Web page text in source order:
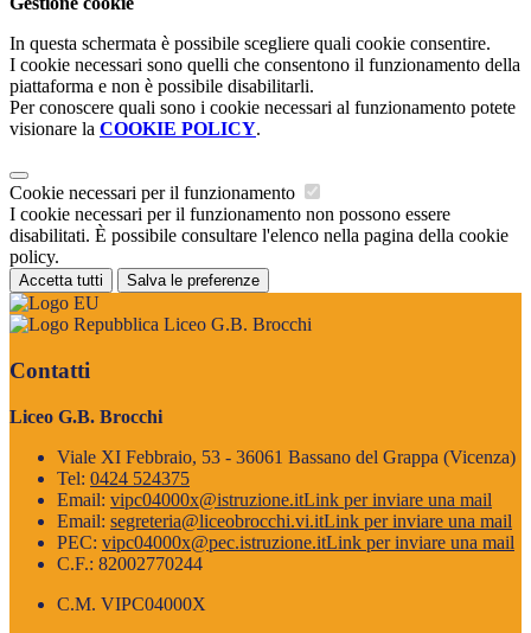
In questa schermata è possibile scegliere quali cookie consentire.
I cookie necessari sono quelli che consentono il funzionamento della
piattaforma e non è possibile disabilitarli.
Per conoscere quali sono i cookie necessari al funzionamento potete
visionare la COOKIE POLICY.
Cookie necessari per il funzionamento
I cookie necessari per il funzionamento non possono essere
disabilitati. È possibile consultare l'elenco nella pagina della cookie
policy.
Accetta tutti Salva le preferenze
Liceo G.B. Brocchi
Contatti
Liceo G.B. Brocchi
Viale XI Febbraio, 53 - 36061 Bassano del Grappa (Vicenza)
Tel: 0424 524375
Email: vipc04000x@istruzione.itLink per inviare una mail
Email: segreteria@liceobrocchi.vi.itLink per inviare una mail
PEC: vipc04000x@pec.istruzione.itLink per inviare una mail
C.F.: 82002770244
C.M. VIPC04000X